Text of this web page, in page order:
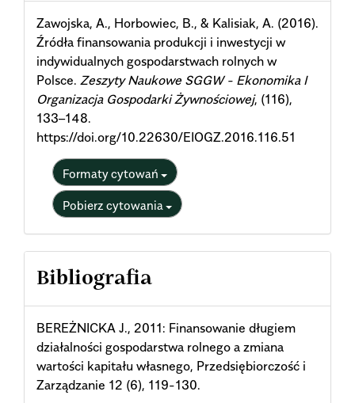
Zawojska, A., Horbowiec, B., & Kalisiak, A. (2016).
Źródła finansowania produkcji i inwestycji w
indywidualnych gospodarstwach rolnych w
Polsce. Zeszyty Naukowe SGGW - Ekonomika I
Organizacja Gospodarki Żywnościowej, (116),
133–148.
https://doi.org/10.22630/EIOGZ.2016.116.51
Formaty cytowań
Pobierz cytowania
Bibliografia
BEREŻNICKA J., 2011: Finansowanie długiem
działalności gospodarstwa rolnego a zmiana
wartości kapitału własnego, Przedsiębiorczość i
Zarządzanie 12 (6), 119-130.